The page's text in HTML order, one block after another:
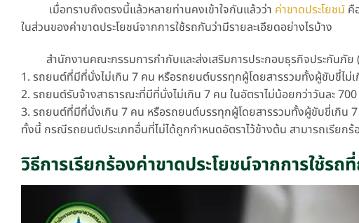
เมื่อทราบถึงตรงนี้แล้วหลายท่านคงเข้าใจกันแล้วว่า ค่าขาดประโยชน์ คื
ในส่วนของค่าขาดประโยชน์จากการใช้รถกันว่ามีรายละเอียดอย่างไรบ้าง
สำนักงานคณะกรรมการกำกับและส่งเสริมการประกอบธุรกิจประกันภัย
1. รถยนต์ที่มีที่นั่งไม่เกิน 7 คน หรือรถยนต์บรรทุกผู้โดยสารรวมทั้งผู้ขับขี่ไม่
2. รถยนต์รับจ้างสาธารณะที่มีที่นั่งไม่เกิน 7 คน ในอัตราไม่น้อยกว่าวันละ
3. รถยนต์ที่มีที่นั่งเกิน 7 คน หรือรถยนต์บรรทุกผู้โดยสารรวมทั้งผู้ขับขี่เกิน 7
ทั้งนี้ กรณีรถยนต์ประเภทอื่นที่ไม่ได้ถูกกำหนดอัตราไว้ข้างต้น สามารถเรียกร้
วิธีการเรียกร้องค่าขาดประโยชน์จากการใช้รถ